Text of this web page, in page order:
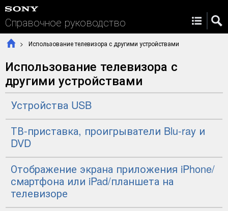
Справочное руководство
Использование телевизора с другими устройствами
Использование телевизора с
другими устройствами
Устройства USB
ТВ-приставка, проигрыватели Blu-ray и
DVD
Отображение экрана приложения iPhone/
смартфона или iPad/планшета на
телевизоре